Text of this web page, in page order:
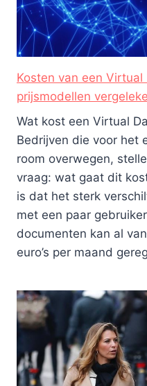
Kosten van een
prijsmodellen
Wat kost een Virtual
Bedrijven die voor het
room overwegen,
vraag: wat gaat dit
is dat het sterk
met een paar
documenten kan al
euro’s per maand